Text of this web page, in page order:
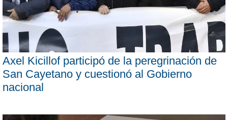
Axel Kicillof participó de la peregrinación de
San Cayetano y cuestionó al Gobierno
nacional